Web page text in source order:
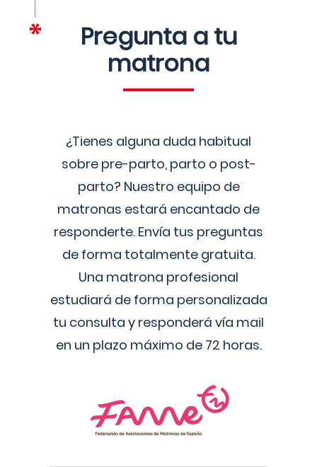
Pregunta a tu
matrona
¿Tienes alguna duda habitual
sobre pre-parto, parto o post-
parto? Nuestro equipo de
matronas estará encantado de
responderte. Envía tus preguntas
de forma totalmente gratuita.
Una matrona profesional
estudiará de forma personalizada
tu consulta y responderá vía mail
en un plazo máximo de 72 horas.